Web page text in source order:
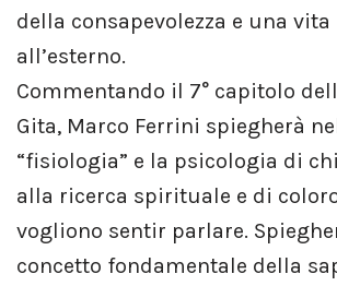
della consapevolezza e una
all’esterno.
Commentando il 7° capitolo
Gita, Marco Ferrini spiegherà
“fisiologia” e la psicologia di
alla ricerca spirituale e di
vogliono sentir parlare.
concetto fondamentale della